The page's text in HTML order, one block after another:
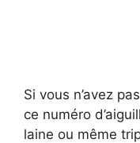
Si vous n’avez
ce numéro
laine ou même